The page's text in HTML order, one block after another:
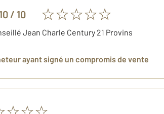
10 / 10
Jean Charle Century 21 Provins
ayant signé un compromis de vente